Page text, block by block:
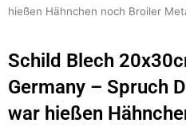
hießen Hähnchen noch Broiler
Schild Blech
Germany – Spruch
war hießen